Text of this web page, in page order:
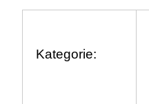
Kategorie: